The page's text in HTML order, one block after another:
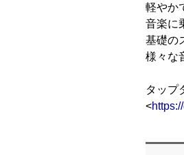
軽やか
音楽に
基礎の
様々な
タップ
<